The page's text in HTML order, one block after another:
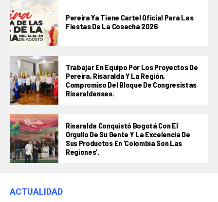
Pereira Ya Tiene Cartel Oficial Para Las
Fiestas De La Cosecha 2026
Trabajar En Equipo Por Los Proyectos De
Pereira, Risaralda Y La Región,
Compromiso Del Bloque De Congresistas
Risaraldenses.
Risaralda Conquistó Bogotá Con El
Orgullo De Su Gente Y La Excelencia De
Sus Productos En ‘Colombia Son Las
Regiones’.
ACTUALIDAD